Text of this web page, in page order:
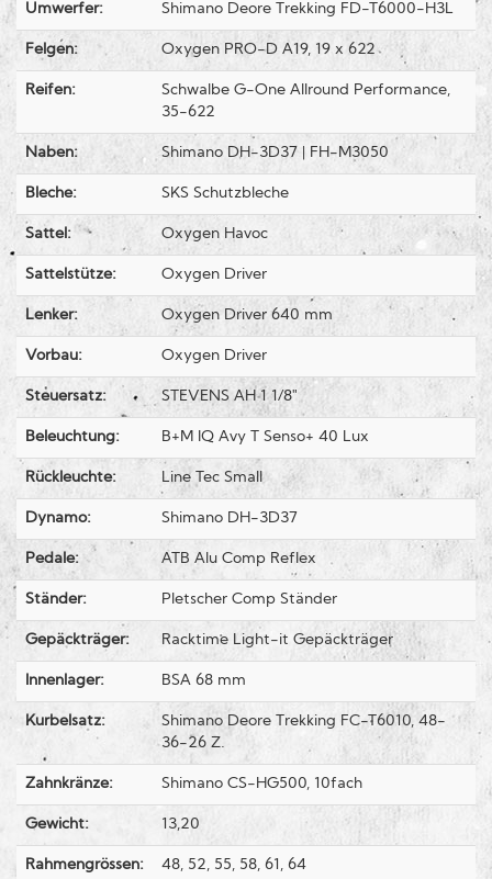
Umwerfer: Shimano Deore Trekking FD-T6000-H3L
Felgen: Oxygen PRO-D A19, 19 x 622
Reifen:
Schwalbe G-One Allround Performance,
35-622
Naben: Shimano DH-3D37 | FH-M3050
Bleche: SKS Schutzbleche
Sattel: Oxygen Havoc
Sattelstütze: Oxygen Driver
Lenker: Oxygen Driver 640 mm
Vorbau: Oxygen Driver
Steuersatz: STEVENS AH 1 1/8"
Beleuchtung: B+M IQ Avy T Senso+ 40 Lux
Rückleuchte: Line Tec Small
Dynamo: Shimano DH-3D37
Pedale: ATB Alu Comp Reflex
Ständer: Pletscher Comp Ständer
Gepäckträger: Racktime Light-it Gepäckträger
Innenlager: BSA 68 mm
Kurbelsatz:
Shimano Deore Trekking FC-T6010, 48-
36-26 Z.
Zahnkränze: Shimano CS-HG500, 10fach
Gewicht: 13,20
Rahmengrössen: 48, 52, 55, 58, 61, 64